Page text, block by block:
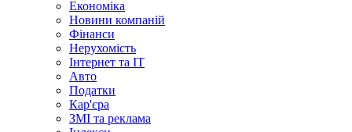
Економіка
Новини компаній
Фінанси
Нерухомість
Інтернет та IT
Авто
Податки
Кар'єра
ЗМІ та реклама